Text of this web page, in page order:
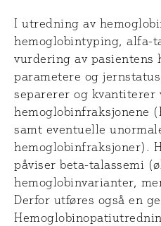
I utredning av
hemoglobintyping, alfa-
vurdering av pasientens
parametere og
separerer og kvantiterer
hemoglobinfraksjonene
samt eventuelle
hemoglobinfraksjoner).
påviser beta-talassemi
hemoglobinvarianter,
Derfor utføres også en